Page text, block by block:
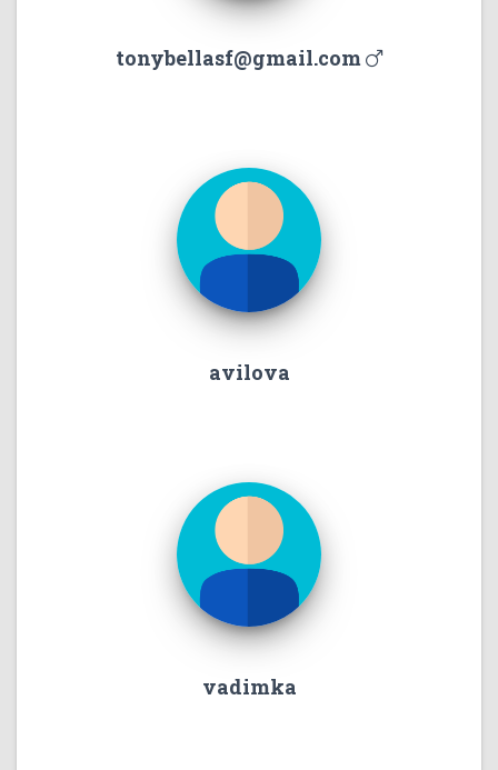
tonybellasf@gmail.com
avilova
vadimka